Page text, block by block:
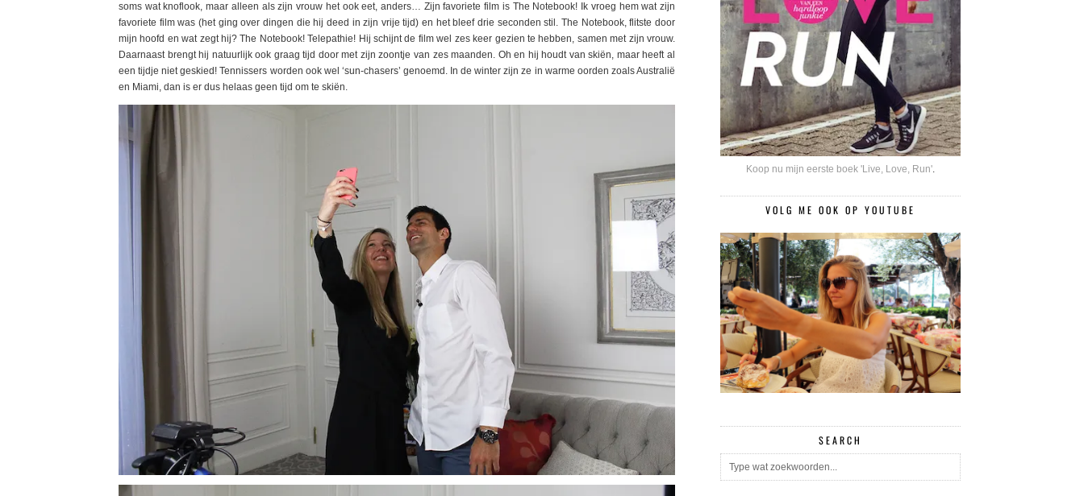
soms wat knoflook, maar alleen als zijn vrouw het ook eet, anders… Zijn favoriete film is The Notebook! Ik vroeg hem wat zijn
favoriete film was (het ging over dingen die hij deed in zijn vrije tijd) en het bleef drie seconden stil. The Notebook, flitste door
mijn hoofd en wat zegt hij? The Notebook! Telepathie! Hij schijnt de film wel zes keer gezien te hebben, samen met zijn vrouw.
Daarnaast brengt hij natuurlijk ook graag tijd door met zijn zoontje van zes maanden. Oh en hij houdt van skiën, maar heeft al
een tijdje niet geskied! Tennissers worden ook wel ‘sun-chasers’ genoemd. In de winter zijn ze in warme oorden zoals Australië
en Miami, dan is er dus helaas geen tijd om te skiën.
Koop nu mijn eerste boek 'Live, Love, Run'.
VOLG ME OOK OP YOUTUBE
SEARCH